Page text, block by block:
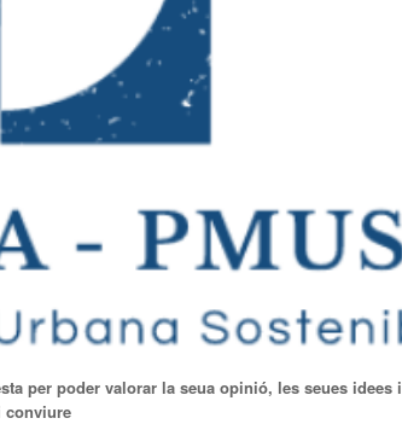
per poder valorar la seua opinió, les seues idees i
conviure